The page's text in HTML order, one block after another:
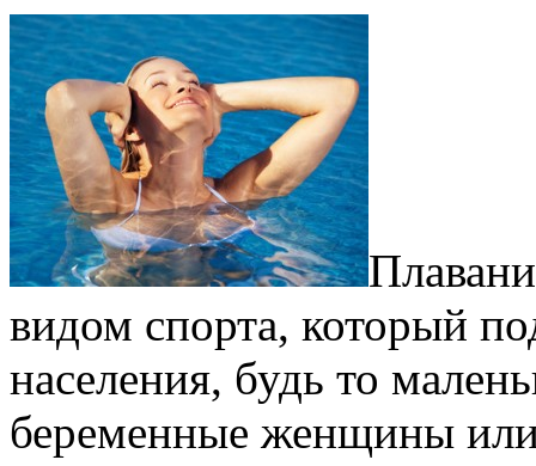
видом спорта, который
населения, будь то
беременные женщины